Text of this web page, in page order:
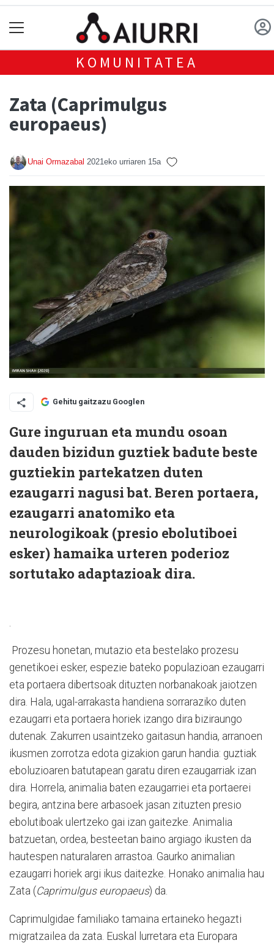
KOMUNITATEA
Zata (Caprimulgus
europaeus)
Unai Ormazabal 2021eko urriaren 15a
Gehitu gaitzazu Googlen
Gure inguruan eta mundu osoan
dauden bizidun guztiek badute beste
guztiekin partekatzen duten
ezaugarri nagusi bat. Beren portaera,
ezaugarri anatomiko eta
neurologikoak (presio ebolutiboei
esker) hamaika urteren poderioz
sortutako adaptazioak dira.
Prozesu honetan, mutazio eta bestelako prozesu
genetikoei esker, espezie bateko populazioan ezaugarri
eta portaera dibertsoak dituzten norbanakoak jaiotzen
dira. Hala, ugal-arrakasta handiena sorraraziko duten
ezaugarri eta portaera horiek izango dira biziraungo
dutenak. Zakurren usaintzeko gaitasun handia, arranoen
ikusmen zorrotza edota gizakion garun handia: guztiak
eboluzioaren batutapean garatu diren ezaugarriak izan
dira. Horrela, animalia baten ezaugarriei eta portaerei
begira, antzina bere arbasoek jasan zituzten presio
ebolutiboak ulertzeko gai izan gaitezke. Animalia
batzuetan, ordea, besteetan baino argiago ikusten da
hautespen naturalaren arrastoa. Gaurko animalian
ezaugarri horiek argi ikus daitezke. Honako animalia hau
Zata (Caprimulgus europaeus) da.
Caprimulgidae familiako tamaina ertaineko hegazti
migratzailea da zata. Euskal lurretara eta Europara